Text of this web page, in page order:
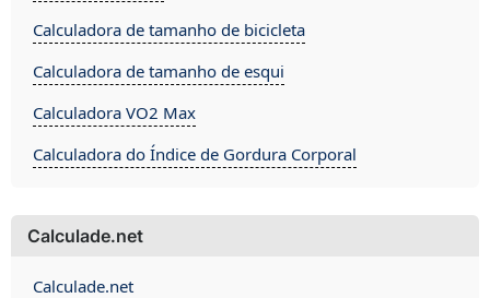
Calculadora de tamanho de bicicleta
Calculadora de tamanho de esqui
Calculadora VO2 Max
Calculadora do Índice de Gordura Corporal
Calculade.net
Calculade.net